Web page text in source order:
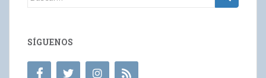
SÍGUENOS